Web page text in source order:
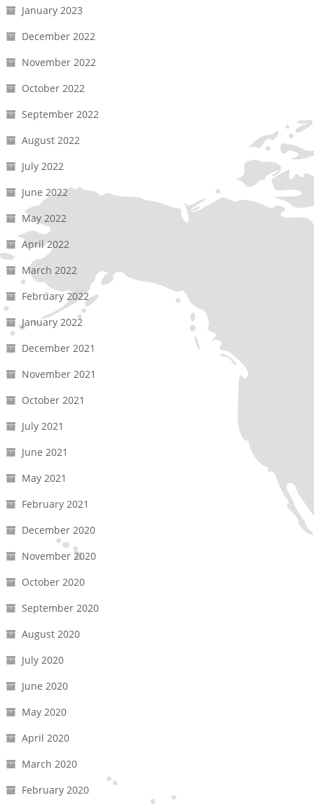
January 2023
December 2022
November 2022
October 2022
September 2022
August 2022
July 2022
June 2022
May 2022
April 2022
March 2022
February 2022
January 2022
December 2021
November 2021
October 2021
July 2021
June 2021
May 2021
February 2021
December 2020
November 2020
October 2020
September 2020
August 2020
July 2020
June 2020
May 2020
April 2020
March 2020
February 2020